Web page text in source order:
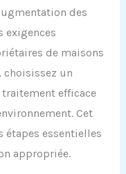
des
exigences
de maisons
choisissez un
traitement efficace
Cet
étapes essentielles
appropriée.